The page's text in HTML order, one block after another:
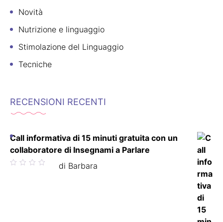
Novità
Nutrizione e linguaggio
Stimolazione del Linguaggio
Tecniche
RECENSIONI RECENTI
Call informativa di 15 minuti gratuita con un
collaboratore di Insegnami a Parlare
Valutato di Barbara